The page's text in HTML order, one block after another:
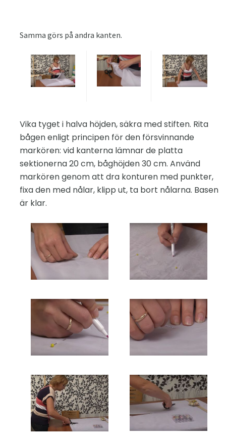
Samma görs på andra kanten.
Vika tyget i halva höjden, säkra med stiften. Rita
bågen enligt principen för den försvinnande
markören: vid kanterna lämnar de platta
sektionerna 20 cm, båghöjden 30 cm. Använd
markören genom att dra konturen med punkter,
fixa den med nålar, klipp ut, ta bort nålarna. Basen
är klar.